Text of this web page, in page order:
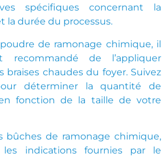
spécifiques concernant la
la durée du processus.
de ramonage chimique, il
recommandé de l’appliquer
chaudes du foyer. Suivez
déterminer la quantité de
fonction de la taille de votre
bûches de ramonage chimique,
les indications fournies par le